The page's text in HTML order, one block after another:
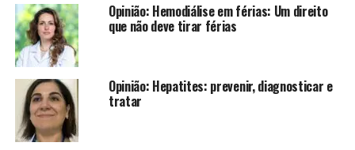
Opinião: Hemodiálise em férias: Um direito
que não deve tirar férias
Opinião: Hepatites: prevenir, diagnosticar e
tratar